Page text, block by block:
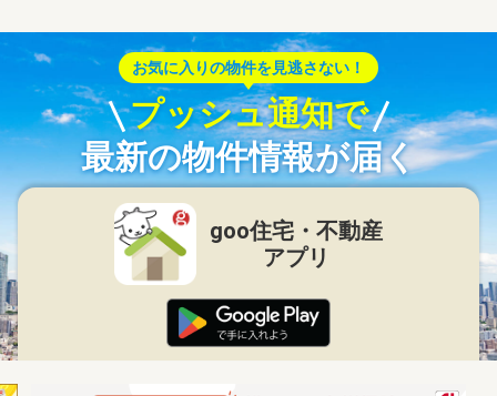
お気に入りの物件を見逃さない！
プッシュ通知で
最新の物件情報が届く
goo住宅・不動産
アプリ